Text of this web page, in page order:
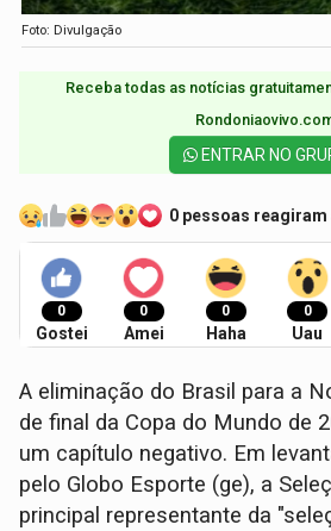
Foto: Divulgação
Receba todas as notícias
ENTRAR NO
0 pessoas reagiram
0
Gostei
0
Amei
0
Haha
0
Uau
A eliminação do Brasil para a
de final da Copa do Mundo de
um capítulo negativo. Em
pelo Globo Esporte (ge), a
principal representante da